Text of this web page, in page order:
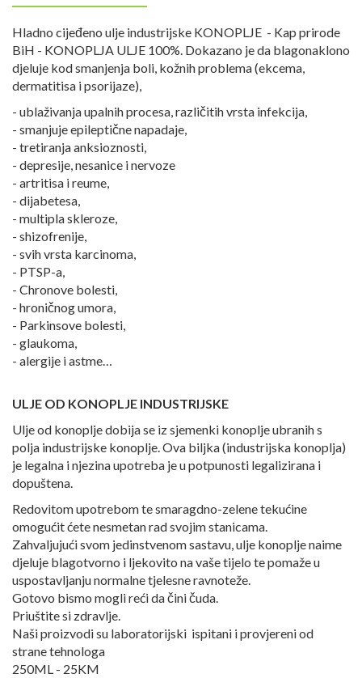
Hladno cijeđeno ulje industrijske KONOPLJE - Kap prirode
BiH - KONOPLJA ULJE 100%. Dokazano je da blagonaklono
djeluje kod smanjenja boli, kožnih problema (ekcema,
dermatitisa i psorijaze),
- ublaživanja upalnih procesa, različitih vrsta infekcija,
- smanjuje epileptične napadaje,
- tretiranja anksioznosti,
- depresije, nesanice i nervoze
- artritisa i reume,
- dijabetesa,
- multipla skleroze,
- shizofrenije,
- svih vrsta karcinoma,
- PTSP-a,
- Chronove bolesti,
- hroničnog umora,
- Parkinsove bolesti,
- glaukoma,
- alergije i astme…
ULJE OD KONOPLJE INDUSTRIJSKE
Ulje od konoplje dobija se iz sjemenki konoplje ubranih s
polja industrijske konoplje. Ova biljka (industrijska konoplja)
je legalna i njezina upotreba je u potpunosti legalizirana i
dopuštena.
Redovitom upotrebom te smaragdno-zelene tekućine
omogućit ćete nesmetan rad svojim stanicama.
Zahvaljujući svom jedinstvenom sastavu, ulje konoplje naime
djeluje blagotvorno i ljekovito na vaše tijelo te pomaže u
uspostavljanju normalne tjelesne ravnoteže.
Gotovo bismo mogli reći da čini čuda.
Priuštite si zdravlje.
Naši proizvodi su laboratorijski ispitani i provjereni od
strane tehnologa
250ML - 25KM